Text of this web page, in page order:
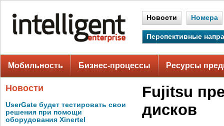
Новости Номера
Перспективные
Мобильность Бизнес-процессы Ресурсы
Новости
UserGate будет тестировать свои
решения при помощи
оборудования Xinertel
Fujitsu
дисков